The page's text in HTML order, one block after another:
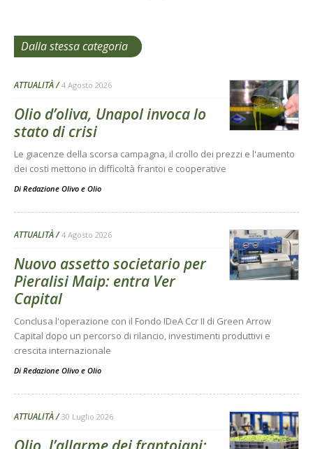
Dalla stessa categoria
ATTUALITÀ 4 Agosto 2026
Olio d’oliva, Unapol invoca lo
stato di crisi
Le giacenze della scorsa campagna, il crollo dei prezzi e l'aumento
dei costi mettono in difficoltà frantoi e cooperative
Di Redazione Olivo e Olio
ATTUALITÀ 4 Agosto 2026
Nuovo assetto societario per
Pieralisi Maip: entra Ver
Capital
Conclusa l'operazione con il Fondo IDeA Ccr II di Green Arrow
Capital dopo un percorso di rilancio, investimenti produttivi e
crescita internazionale
Di Redazione Olivo e Olio
ATTUALITÀ 30 Luglio 2026